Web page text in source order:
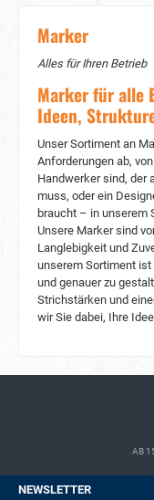
"TWIST &
Funktion
XL, die
entsorgen
Edelstahl
Sie sich
konzentrieren können.
(FAQs) Was ist das Besondere am Pica Big Ink
Smart-Use Marker XL? Die
Use Marker
Permanent-
in einem
auf allen
Marker
problemlos
verwenden. Ist die Tinte im Pica Big Ink Smart-
Marker
Alles für Ihren Betrieb
Marker für alle
Ideen,
Unser Sortiment an
Anforderungen ab,
Handwerker sind, der
muss, oder ein
braucht – in unserem
Unsere Marker sind
Langlebigkeit und
unserem Sortiment
und genauer zu
Strichstärken und
wir Sie dabei, Ihre
AB
NEWSLETTER